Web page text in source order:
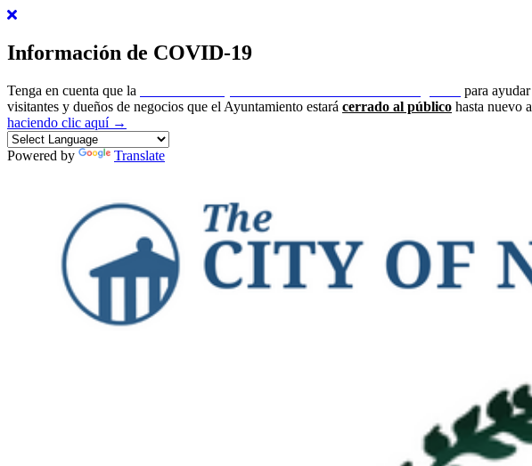
Información de COVID-19
Tenga en cuenta que la
para
visitantes y dueños de negocios que el Ayuntamiento estará cerrado al público hasta nuevo
haciendo clic aquí →
Powered by Translate